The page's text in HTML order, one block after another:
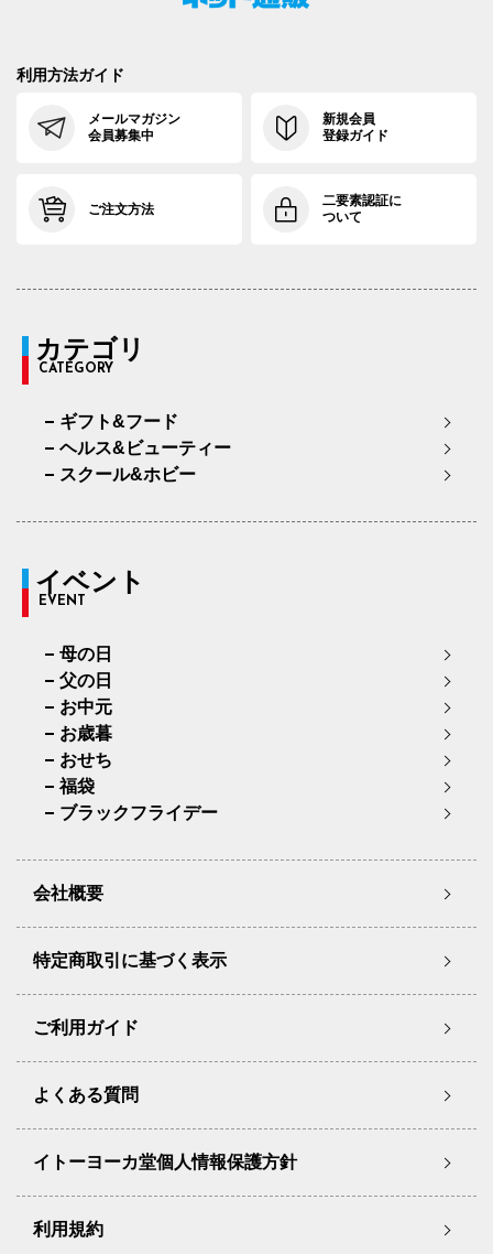
利用方法ガイド
メールマガジン
会員募集中
新規会員
登録ガイド
ご注文方法
二要素認証に
ついて
カテゴリ
CATEGORY
ギフト&フード
ヘルス&ビューティー
スクール&ホビー
イベント
EVENT
母の日
父の日
お中元
お歳暮
おせち
福袋
ブラックフライデー
会社概要
特定商取引に基づく表示
ご利用ガイド
よくある質問
イトーヨーカ堂個人情報保護方針
利用規約